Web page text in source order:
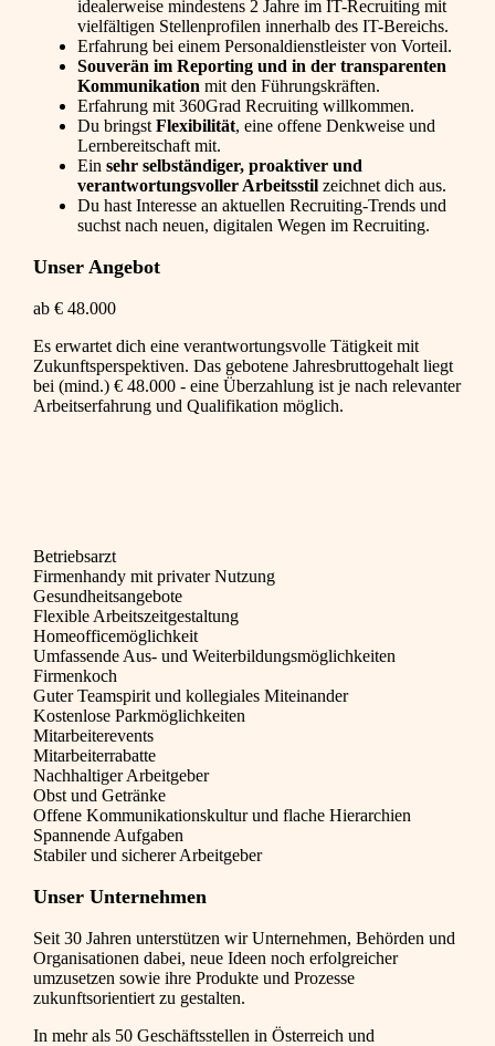
idealerweise mindestens 2 Jahre im IT-Recruiting mit
vielfältigen Stellenprofilen innerhalb des IT-Bereichs.
Erfahrung bei einem Personaldienstleister von Vorteil.
Souverän im Reporting und in der transparenten
Kommunikation mit den Führungskräften.
Erfahrung mit 360Grad Recruiting willkommen.
Du bringst Flexibilität, eine offene Denkweise und
Lernbereitschaft mit.
Ein sehr selbständiger, proaktiver und
verantwortungsvoller Arbeitsstil zeichnet dich aus.
Du hast Interesse an aktuellen Recruiting-Trends und
suchst nach neuen, digitalen Wegen im Recruiting.
Unser Angebot
ab € 48.000
Es erwartet dich eine verantwortungsvolle Tätigkeit mit
Zukunftsperspektiven. Das gebotene Jahresbruttogehalt liegt
bei (mind.) € 48.000 - eine Überzahlung ist je nach relevanter
Arbeitserfahrung und Qualifikation möglich.
Betriebsarzt
Firmenhandy mit privater Nutzung
Gesundheitsangebote
Flexible Arbeitszeitgestaltung
Homeofficemöglichkeit
Umfassende Aus- und Weiterbildungsmöglichkeiten
Firmenkoch
Guter Teamspirit und kollegiales Miteinander
Kostenlose Parkmöglichkeiten
Mitarbeiterevents
Mitarbeiterrabatte
Nachhaltiger Arbeitgeber
Obst und Getränke
Offene Kommunikationskultur und flache Hierarchien
Spannende Aufgaben
Stabiler und sicherer Arbeitgeber
Unser Unternehmen
Seit 30 Jahren unterstützen wir Unternehmen, Behörden und
Organisationen dabei, neue Ideen noch erfolgreicher
umzusetzen sowie ihre Produkte und Prozesse
zukunftsorientiert zu gestalten.
In mehr als 50 Geschäftsstellen in Österreich und